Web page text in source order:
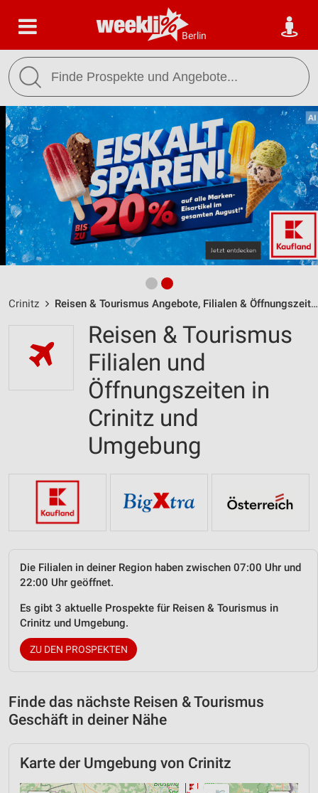
Berlin
Crinitz Reisen & Tourismus Angebote, Filialen & Öffnungszeiten
Reisen & Tourismus
Filialen und
Öffnungszeiten in
Crinitz und
Umgebung
Die Filialen in deiner Region haben zwischen 07:00 Uhr und
22:00 Uhr geöffnet.
Es gibt 3 aktuelle Prospekte für Reisen & Tourismus in
Crinitz und Umgebung.
ZU DEN PROSPEKTEN
Finde das nächste Reisen & Tourismus
Geschäft in deiner Nähe
Karte der Umgebung von Crinitz